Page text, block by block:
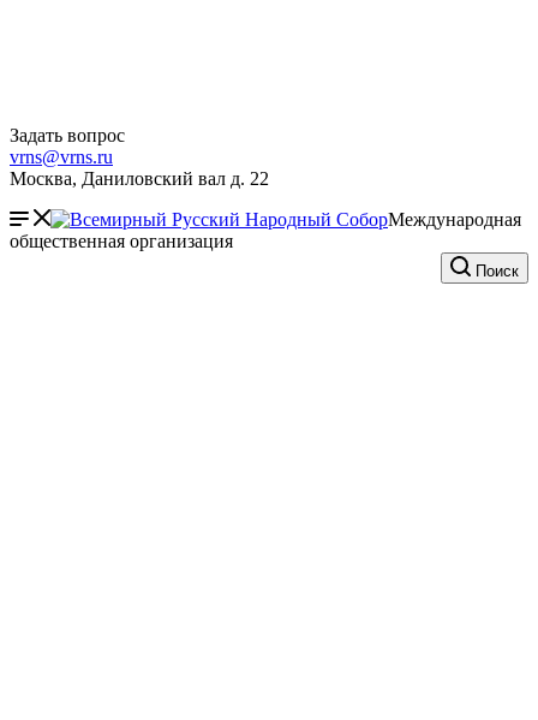
Задать вопрос
vrns@vrns.ru
Москва, Даниловский вал д. 22
Международная
общественная организация
Поиск